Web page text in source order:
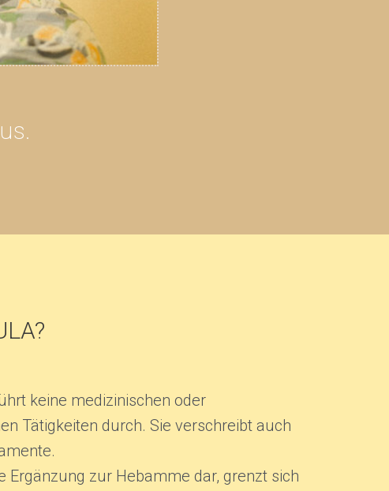
keine medizinischen oder
Tätigkeiten durch. Sie verschreibt auch
Ergänzung zur Hebamme dar, grenzt sich